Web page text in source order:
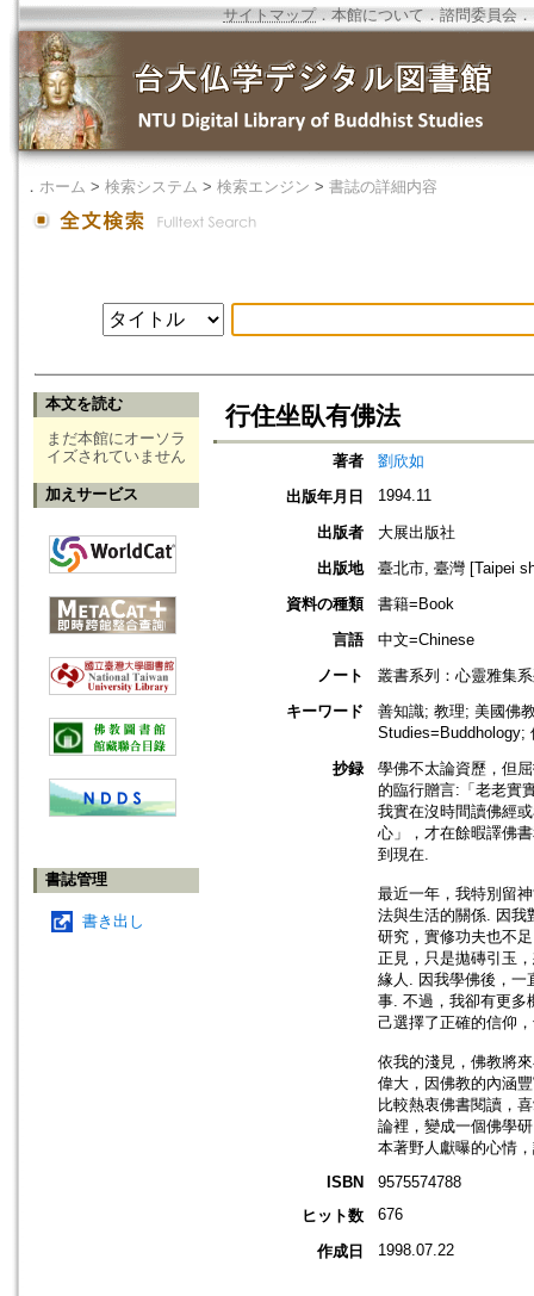
サイトマップ．本館について ． 諮問委員会 ．
． ホーム > 検索システム > 検索エンジン > 書誌の詳細内容
本文を読む
まだ本館にオーソラ
イズされていません
加えサービス
書誌管理
書き出し
行住坐臥有佛法
著者
劉欣如
出版年月日
1994.11
出版者
大展出版社
出版地
臺北市, 臺灣 [Taipei
資料の種類
書籍=Book
言語
中文=Chinese
ノート
叢書系列：心靈雅集
キーワード
善知識; 教理; 美國佛
Studies=Buddhology;
抄録
學佛不太論資歷，但
的臨行贈言:「老老實
我實在沒時間讀佛經
心」，才在餘暇譯佛
到現在.
最近一年，我特別留
法與生活的關係. 因我
研究，實修功夫也不
正見，只是拋磚引玉
緣人. 因我學佛後，一
事. 不過，我卻有更多
己選擇了正確的信仰
依我的淺見，佛教將
偉大，因佛教的內涵
比較熱衷佛書閱讀，
論裡，變成一個佛學
本著野人獻曝的心情
ISBN
9575574788
ヒット数
676
作成日 1998.07.22